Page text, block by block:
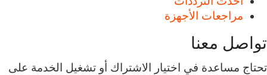
مراجعات الأجهزة
تواصل معنا
تحتاج مساعدة في اختيار الاشتراك أو تشغيل الخدمة على